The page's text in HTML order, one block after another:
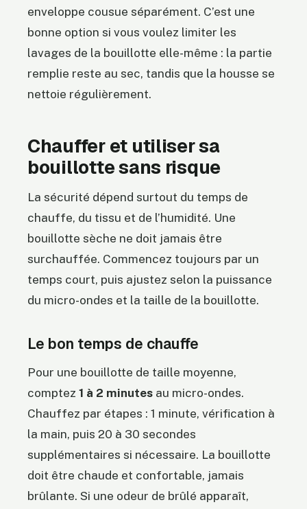
enveloppe cousue séparément. C’est une
bonne option si vous voulez limiter les
lavages de la bouillotte elle-même : la partie
remplie reste au sec, tandis que la housse se
nettoie régulièrement.
Chauffer et utiliser sa
bouillotte sans risque
La sécurité dépend surtout du temps de
chauffe, du tissu et de l’humidité. Une
bouillotte sèche ne doit jamais être
surchauffée. Commencez toujours par un
temps court, puis ajustez selon la puissance
du micro-ondes et la taille de la bouillotte.
Le bon temps de chauffe
Pour une bouillotte de taille moyenne,
comptez 1 à 2 minutes au micro-ondes.
Chauffez par étapes : 1 minute, vérification à
la main, puis 20 à 30 secondes
supplémentaires si nécessaire. La bouillotte
doit être chaude et confortable, jamais
brûlante. Si une odeur de brûlé apparaît,